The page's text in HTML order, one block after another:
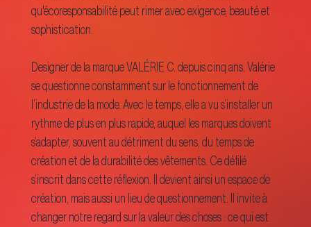
qu'écoresponsabilité peut rimer avec exigence, beauté et
sophistication.
Designer de la marque VALÉRIE C. depuis cinq ans, Valérie
se questionne constamment sur le fonctionnement de
l’industrie de la mode. Avec le temps, elle a vu s’installer un
rythme de plus en plus rapide, auquel les marques doivent
s’adapter, souvent au détriment du sens, du temps de
création et de la durabilité des vêtements. Ce défilé
s’inscrit dans cette réflexion. Il devient ainsi un espace de
création, mais aussi un lieu de questionnement. Il invite à
changer notre regard sur la valeur des choses : ce qui est